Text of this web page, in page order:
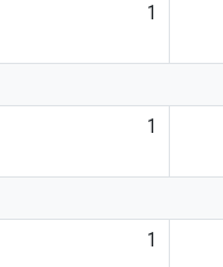
1
1
1